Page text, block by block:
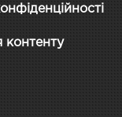
контенту